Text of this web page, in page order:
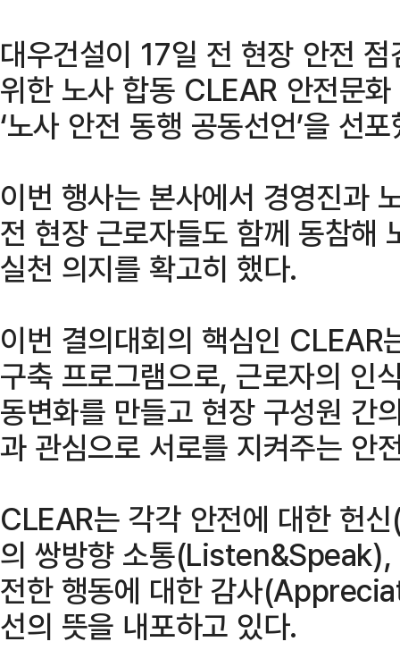
대우건설이 17일 전 현장 안전
위한 노사 합동 CLEAR 안전문
‘노사 안전 동행 공동선언’을 선
이번 행사는 본사에서 경영진과
전 현장 근로자들도 함께 동참해
실천 의지를 확고히 했다.
이번 결의대회의 핵심인 CLEAR
구축 프로그램으로, 근로자의 인
동변화를 만들고 현장 구성원 간
과 관심으로 서로를 지켜주는 안
CLEAR는 각각 안전에 대한 헌
의 쌍방향 소통
전한 행동에 대한 감사
선의 뜻을 내포하고 있다.